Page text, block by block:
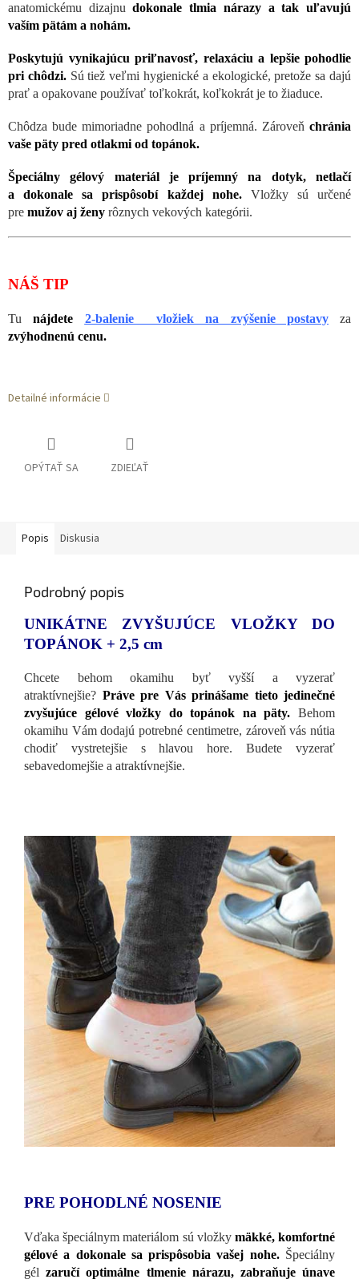
anatomickému dizajnudokonale tlmia nárazy a tak uľavujú
vaším pätám a nohám.
Poskytujú vynikajúcu priľnavosť, relaxáciu a lepšie pohodlie
pri chôdzi. Sú tiež veľmi hygienické a ekologické, pretože sa dajú
prať a opakovane používať toľkokrát, koľkokrát je to žiaduce.
Chôdza bude mimoriadne pohodlná a príjemná. Zároveň chránia
vaše päty pred otlakmi od topánok.
Špeciálny gélový materiál je príjemný na dotyk, netlačí
a dokonale sa prispôsobí každej nohe.Vložky sú určené
pre mužov aj ženy rôznych vekových kategórii.
NÁŠ TIP
Tunájdete 2-balenie vložiek na zvýšenie postavyza
zvýhodnenú cenu.
Detailné informácie
OPÝTAŤ SA ZDIEĽAŤ
Popis Diskusia
Podrobný popis
UNIKÁTNE ZVYŠUJÚCE VLOŽKY DO
TOPÁNOK + 2,5 cm
Chcete behom okamihu byť vyšší a vyzerať
atraktívnejšie? Práve pre Vás prinášame tieto jedinečné
zvyšujúce gélové vložky do topánok na päty. Behom
okamihu Vám dodajú potrebné centimetre, zároveň vás nútia
chodiť vystretejšie s hlavou hore. Budete vyzerať
sebavedomejšie a atraktívnejšie.
PRE POHODLNÉ NOSENIE
Vďaka špeciálnym materiálom sú vložky mäkké, komfortné
gélové a dokonale sa prispôsobia vašej nohe.Špeciálny
gél zaručí optimálne tlmenie nárazu, zabraňuje únave